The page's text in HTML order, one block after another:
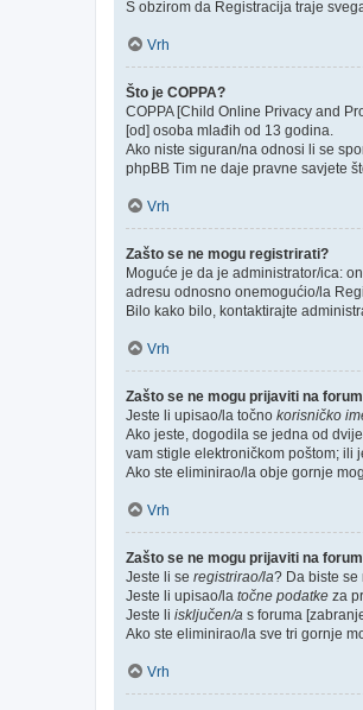
S obzirom da Registracija traje
Vrh
Što je COPPA?
COPPA [Child Online Privacy and
[od] osoba mlađih od 13 godina.
Ako niste siguran/na odnosi li se
phpBB Tim ne daje pravne savjete
Vrh
Zašto se ne mogu registrirati?
Moguće je da je administrator/ica:
adresu odnosno onemogućio/la
Bilo kako bilo, kontaktirajte
Vrh
Zašto se ne mogu prijaviti na
Jeste li upisao/la točno korisničko
Ako jeste, dogodila se jedna od
vam stigle elektroničkom poštom; ili
Ako ste eliminirao/la obje gornje
Vrh
Zašto se ne mogu prijaviti na
Jeste li se registrirao/la? Da biste se
Jeste li upisao/la točne podatke za
Jeste li isključen/a s foruma
Ako ste eliminirao/la sve tri gornje
Vrh